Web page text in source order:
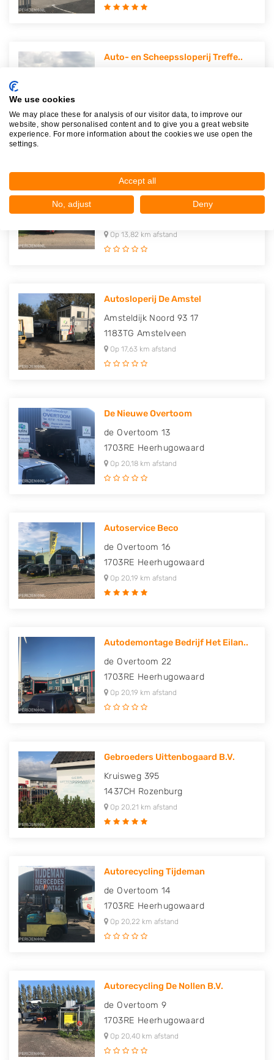
Auto- en Scheepssloperij Treffe..
Lust Autodemontage en
Metaalhan..
Van IJsendijkstraat 190
Op 13,82 km afstand
Autosloperij De Amstel
Amsteldijk Noord 93 17
1183TG Amstelveen
Op 17,63 km afstand
De Nieuwe Overtoom
de Overtoom 13
1703RE Heerhugowaard
Op 20,18 km afstand
Autoservice Beco
de Overtoom 16
1703RE Heerhugowaard
Op 20,19 km afstand
Autodemontage Bedrijf Het Eilan..
de Overtoom 22
1703RE Heerhugowaard
Op 20,19 km afstand
Gebroeders Uittenbogaard B.V.
Kruisweg 395
1437CH Rozenburg
Op 20,21 km afstand
Autorecycling Tijdeman
de Overtoom 14
1703RE Heerhugowaard
Op 20,22 km afstand
Autorecycling De Nollen B.V.
de Overtoom 9
1703RE Heerhugowaard
Op 20,40 km afstand
We use cookies
We may place these for analysis of our visitor data, to improve our
website, show personalised content and to give you a great website
experience. For more information about the cookies we use open the
settings.
Accept all
No, adjust Deny